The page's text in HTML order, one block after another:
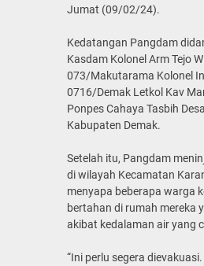
Jumat (09/02/24).
Kedatangan Pangdam
Kasdam Kolonel Arm Tejo
073/Makutarama Kolonel
0716/Demak Letkol Kav
Ponpes Cahaya Tasbih
Kabupaten Demak.
Setelah itu, Pangdam
di wilayah Kecamatan
menyapa beberapa warga
bertahan di rumah mereka
akibat kedalaman air yang
“Ini perlu segera